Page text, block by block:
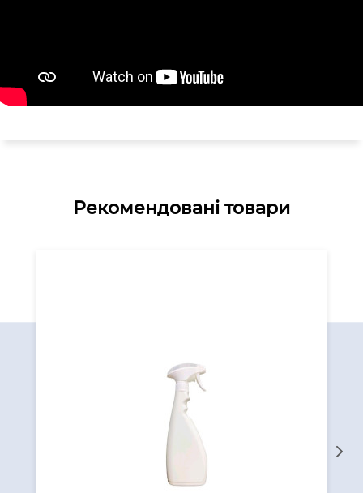
Рекомендовані товари